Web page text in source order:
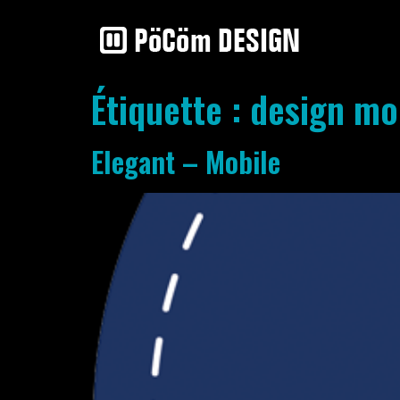
Étiquette : design
Elegant – Mobile